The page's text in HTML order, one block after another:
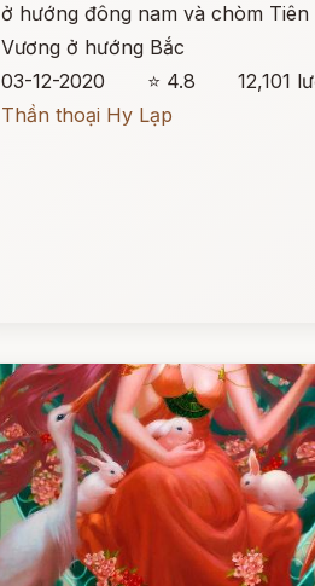
ở hướng đông nam và chòm Tiên
Vương ở hướng Bắc
03-12-2020
⭐ 4.8
12,101
Thần thoại Hy Lạp